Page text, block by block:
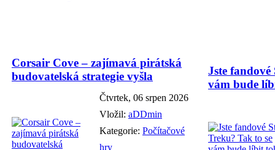
Corsair Cove – zajímavá pirátská
budovatelská strategie vyšla
Čtvrtek, 06 srpen 2026
Vložil: aDDmin
Kategorie: Počítačové
hry
Jste
vám bude